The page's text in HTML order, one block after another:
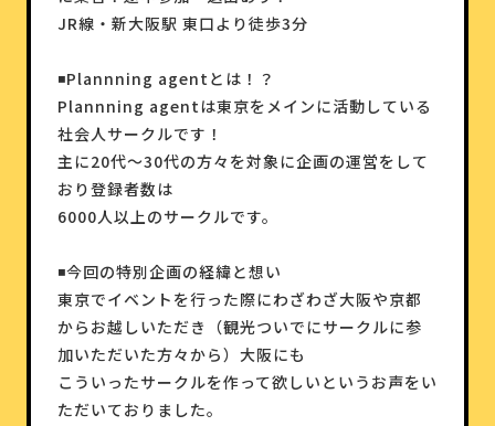
JR線・新大阪駅 東口より徒歩3分
◾️Plannning agentとは！？
Plannning agentは東京をメインに活動している
社会人サークルです！
主に20代〜30代の方々を対象に企画の運営をして
おり登録者数は
6000人以上のサークルです。
◾️今回の特別企画の経緯と想い
東京でイベントを行った際にわざわざ大阪や京都
からお越しいただき（観光ついでにサークルに参
加いただいた方々から）大阪にも
こういったサークルを作って欲しいというお声をい
ただいておりました。